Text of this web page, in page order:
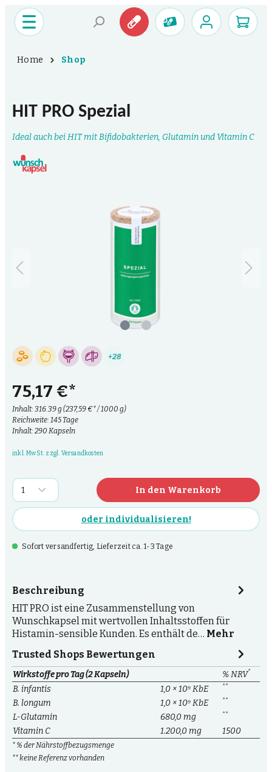
Home Shop
HIT PRO Spezial
Ideal auch bei HIT mit Bifidobakterien, Glutamin und Vitamin C
+28
75,17 €*
Inhalt: 316.39 g(237,59 €* / 1000 g)
Reichweite: 145 Tage
Inhalt: 290 Kapseln
inkl. MwSt. zzgl. Versandkosten
In den Warenkorb
oder individualisieren!
Sofort versandfertig, Lieferzeit ca. 1-3 Tage
Beschreibung
HIT PRO ist eine Zusammenstellung von
Wunschkapsel mit wertvollen Inhaltsstoffen für
Histamin-sensible Kunden. Es enthält de… Mehr
Trusted Shops Bewertungen
Wirkstoffe pro Tag (2 Kapseln) % NRV*
B. infantis 1,0 × 10⁹ KbE **
B. longum 1,0 × 10⁹ KbE **
L-Glutamin 680,0 mg **
Vitamin C 1.200,0 mg 1500
* % der Nährstoffbezugsmenge
** keine Referenz vorhanden